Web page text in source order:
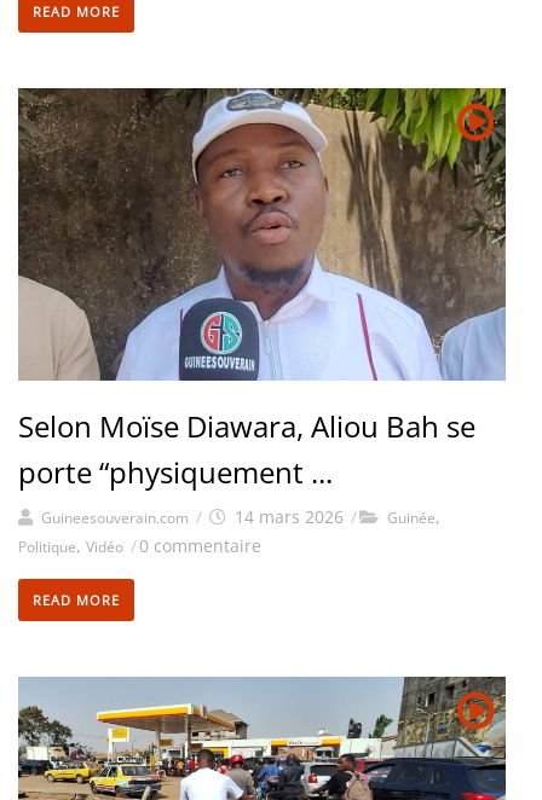
READ MORE
Selon Moïse Diawara, Aliou Bah se
porte “physiquement ...
Guineesouverain.com / 14 mars 2026 / Guinée,
Politique, Vidéo /0 commentaire
READ MORE